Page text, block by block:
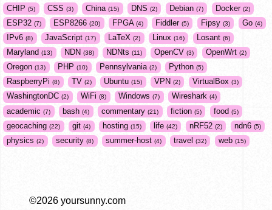
CHIP 5 CSS 3 China 15 DNS 2 Debian 7 Docker 2
ESP32 7 ESP8266 20 FPGA 4 Fiddler 5 Fipsy 3 Go 4
IPv6 8 JavaScript 17 LaTeX 2 Linux 16 Losant 6
Maryland 13 NDN 38 NDNts 11 OpenCV 3 OpenWrt 2
Oregon 13 PHP 10 Pennsylvania 2 Python 5
RaspberryPi 8 TV 2 Ubuntu 15 VPN 2 VirtualBox 3
WashingtonDC 2 WiFi 8 Windows 7 Wireshark 4
academic 7 bash 4 commentary 21 fiction 5 food 5
geocaching 22 git 4 hosting 15 life 42 nRF52 2 ndn6 5
physics 2 security 8 summer-host 4 travel 32 web 15
©2026 yoursunny.com